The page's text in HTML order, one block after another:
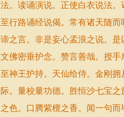
法。读诵演说。正使白衣说法
至行路诵经说偈。常有诸天随
谛之言。非是妄心孟浪之说。
文佛密垂护念。赞言善哉。授
至神王护持。天仙给侍。金刚
际。量校量功德。胜恒沙七宝
之色。口腾紫檀之香。闻一句